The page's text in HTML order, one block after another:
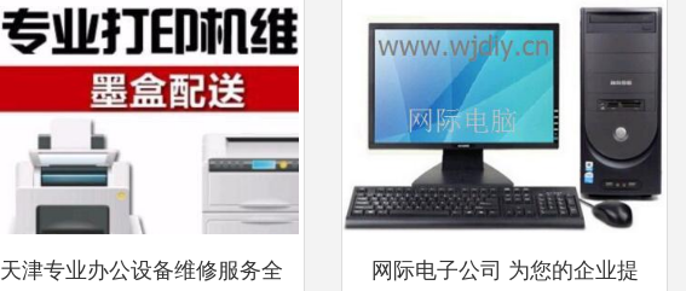
天津专业办公设备维修服务全 网际电子公司 为您的企业提